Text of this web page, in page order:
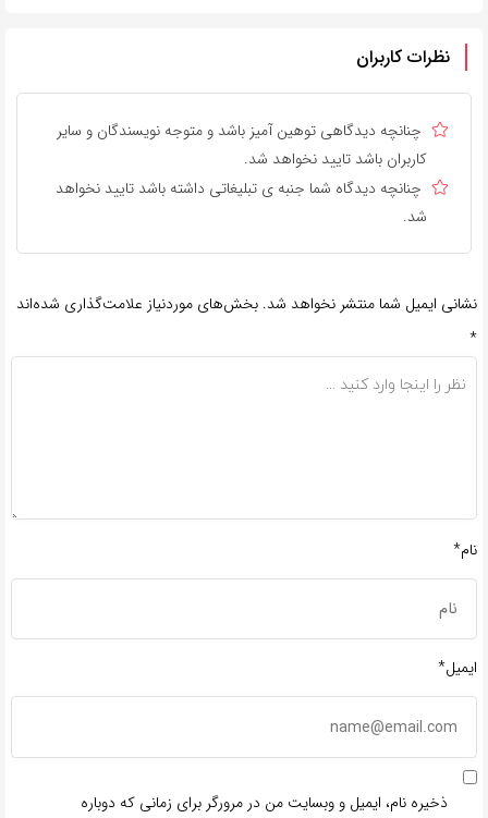
نظرات کاربران
چنانچه دیدگاهی توهین آمیز باشد و متوجه نویسندگان و سایر
کاربران باشد تایید نخواهد شد.
چنانچه دیدگاه شما جنبه ی تبلیغاتی داشته باشد تایید نخواهد
شد.
نشانی ایمیل شما منتشر نخواهد شد. بخش‌های موردنیاز علامت‌گذاری شده‌اند
*
نام*
ایمیل*
ذخیره نام، ایمیل و وبسایت من در مرورگر برای زمانی که دوباره